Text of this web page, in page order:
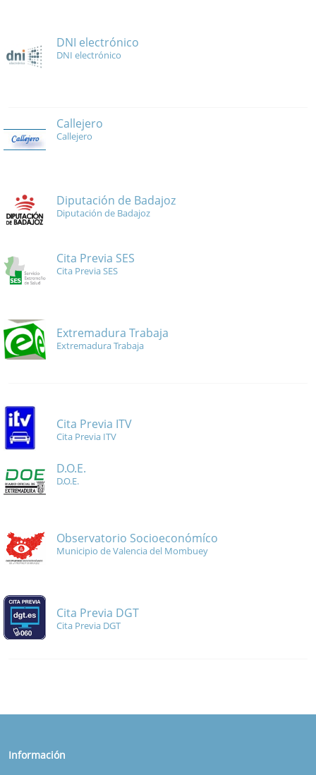
DNI electrónico
DNI electrónico
Callejero
Callejero
Diputación de Badajoz
Diputación de Badajoz
Cita Previa SES
Cita Previa SES
Extremadura Trabaja
Extremadura Trabaja
Cita Previa ITV
Cita Previa ITV
D.O.E.
D.O.E.
Observatorio Socioeconómíco
Municipio de Valencia del Mombuey
Cita Previa DGT
Cita Previa DGT
Información